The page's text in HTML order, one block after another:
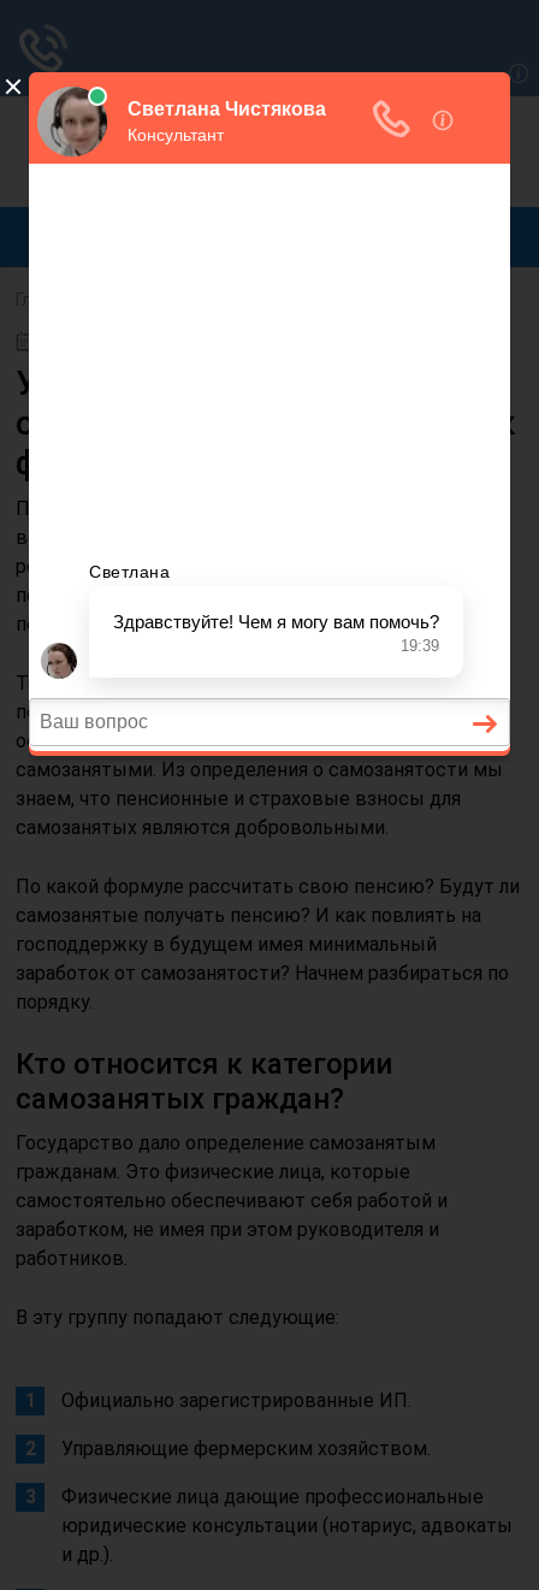
Увеличение стажа у
самозанятого гражданина: как
формируется пенсия
Правительство издает все новые указы, а население
все новые вопросы. В 2019 году началась пенсионная
реформа, которая увеличивает скорость индексации
пенсии. Уже есть положительные изменения, доход
пенсионеров вырос на 1000 рублей.
Также совсем недавно вышел закон регулирующий
пенсионную государственную поддержку на общих
основаниях для граждан, которые являются
самозанятыми. Из определения о самозанятости мы
знаем, что пенсионные и страховые взносы для
самозанятых являются добровольными.
По какой формуле рассчитать свою пенсию? Будут ли
самозанятые получать пенсию? И как повлиять на
господдержку в будущем имея минимальный
заработок от самозанятости? Начнем разбираться по
порядку.
Кто относится к категории
самозанятых граждан?
Государство дало определение самозанятым
гражданам. Это физические лица, которые
самостоятельно обеспечивают себя работой и
заработком, не имея при этом руководителя и
работников.
В эту группу попадают следующие:
Официально зарегистрированные ИП.
Управляющие фермерским хозяйством.
Физические лица дающие профессиональные
юридические консультации (нотариус, адвокаты
и др.).